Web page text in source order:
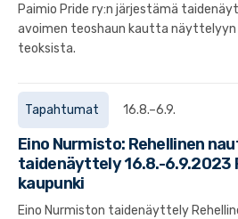
Paimio Pride ry:n järjestämä
avoimen teoshaun kautta näyttelyyn
teoksista.
Tapahtumat 16.8.–6.9.
Eino Nurmisto: Rehellinen
taidenäyttely 16.8.-6.9.2023
kaupunki
Eino Nurmiston taidenäyttely